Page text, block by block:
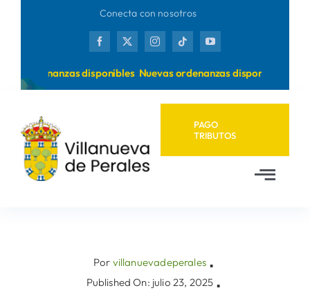
Conecta con nosotros
ordenanzas disponibles Nuevas ordenanzas disponibles
PAGO
TRIBUTOS
AyuntamientoPor villanuevadeperales ▪
Published On: julio 23, 2025 ▪